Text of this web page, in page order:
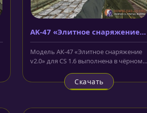
AK-47 «Элитное снаряжение
v2.0»
Модель AK-47 «Элитное снаряжение
v2.0» для CS 1.6 выполнена в чёрном
Скачать